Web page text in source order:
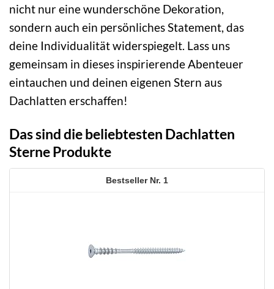
nicht nur eine wunderschöne Dekoration,
sondern auch ein persönliches Statement, das
deine Individualität widerspiegelt. Lass uns
gemeinsam in dieses inspirierende Abenteuer
eintauchen und deinen eigenen Stern aus
Dachlatten erschaffen!
Das sind die beliebtesten Dachlatten
Sterne Produkte
1